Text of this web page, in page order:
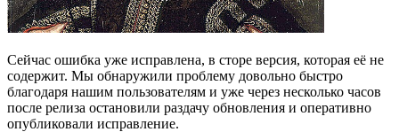
Сейчас ошибка уже исправлена, в сторе версия, которая её не
содержит. Мы обнаружили проблему довольно быстро
благодаря нашим пользователям и уже через несколько часов
после релиза остановили раздачу обновления и оперативно
опубликовали исправление.